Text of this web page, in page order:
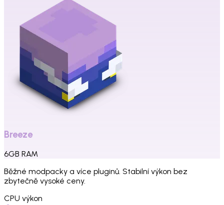
Breeze
6GB RAM
Běžné modpacky a více pluginů. Stabilní výkon bez
zbytečně vysoké ceny.
CPU výkon